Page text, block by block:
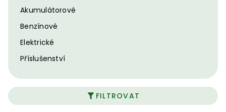
Akumulátorové
Benzínové
Elektrické
Příslušenství
FILTROVAT